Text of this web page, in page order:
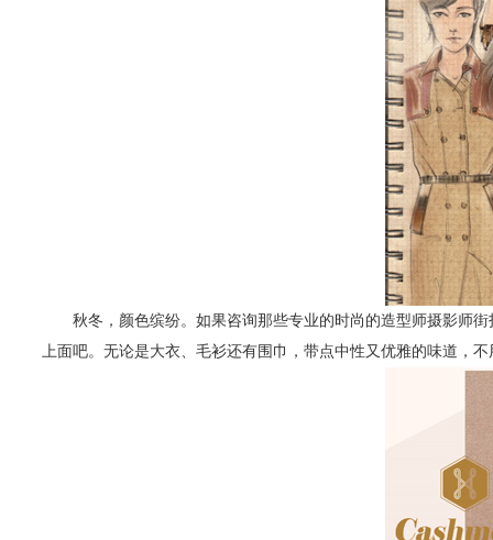
秋冬，颜色缤纷。如果咨询那些专业的时尚的造型师摄影师街
上面吧。无论是大衣、毛衫还有围巾，带点中性又优雅的味道，